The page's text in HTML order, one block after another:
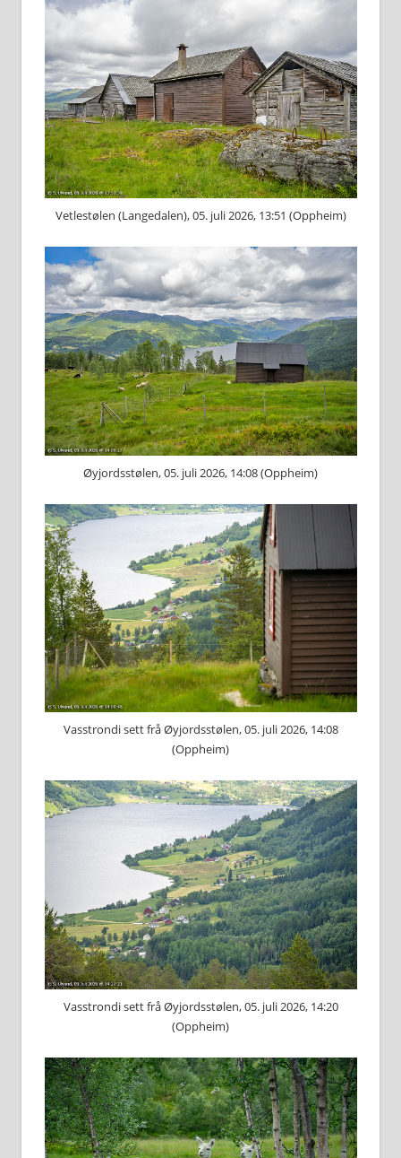
Vetlestølen (Langedalen), 05. juli 2026, 13:51 (Oppheim)
Øyjordsstølen, 05. juli 2026, 14:08 (Oppheim)
Vasstrondi sett frå Øyjordsstølen, 05. juli 2026, 14:08
(Oppheim)
Vasstrondi sett frå Øyjordsstølen, 05. juli 2026, 14:20
(Oppheim)